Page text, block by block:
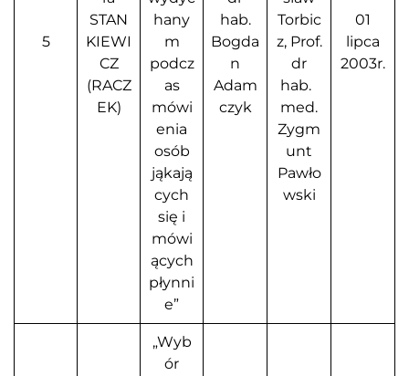
5
STAN
KIEWI
CZ
(RACZ
EK)
hany
m
podcz
as
mówi
enia
osób
jąkają
cych
się i
mówi
ących
płynni
e”
hab.
Bogda
n
Adam
czyk
Torbic
z, Prof.
dr
hab.
med.
Zygm
unt
Pawło
wski
01
lipca
2003r.
„Wyb
ór